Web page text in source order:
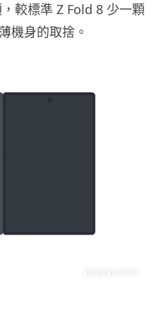
較標準 Z Fold 8 少一顆
機身的取捨。